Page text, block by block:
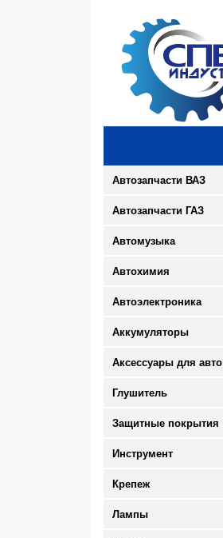
Автозапчасти ВАЗ
Автозапчасти ГАЗ
Автомузыка
Автохимия
Автоэлектроника
Аккумуляторы
Аксессуары для авто
Глушитель
Защитные покрытия
Инструмент
Крепеж
Лампы